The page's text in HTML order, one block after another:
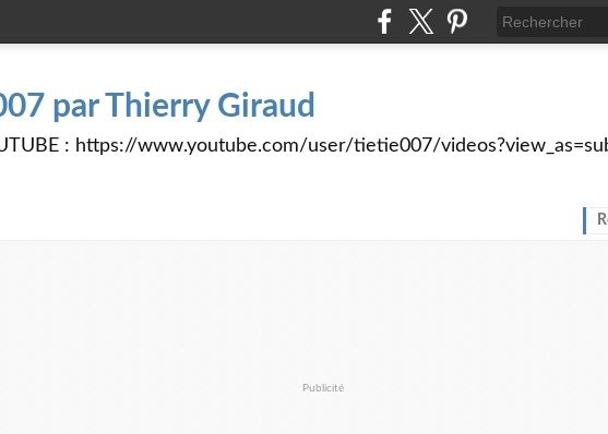
par Thierry Giraud
: https://www.youtube.com/user/tietie007/
Publicité